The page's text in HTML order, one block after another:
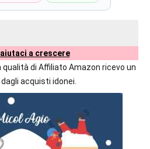
aiutaci a crescere
qualità di Affiliato Amazon ricevo un
acquisti idonei.